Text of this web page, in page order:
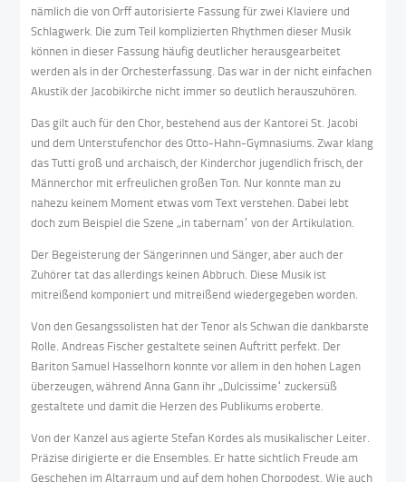
nämlich die von Orff autorisierte Fassung für zwei Klaviere und
Schlagwerk. Die zum Teil komplizierten Rhythmen dieser Musik
können in dieser Fassung häufig deutlicher herausgearbeitet
werden als in der Orchesterfassung. Das war in der nicht einfachen
Akustik der Jacobikirche nicht immer so deutlich herauszuhören.
Das gilt auch für den Chor, bestehend aus der Kantorei St. Jacobi
und dem Unterstufenchor des Otto-Hahn-Gymnasiums. Zwar klang
das Tutti groß und archaisch, der Kinderchor jugendlich frisch, der
Männerchor mit erfreulichen großen Ton. Nur konnte man zu
nahezu keinem Moment etwas vom Text verstehen. Dabei lebt
doch zum Beispiel die Szene „in tabernam“ von der Artikulation.
Der Begeisterung der Sängerinnen und Sänger, aber auch der
Zuhörer tat das allerdings keinen Abbruch. Diese Musik ist
mitreißend komponiert und mitreißend wiedergegeben worden.
Von den Gesangssolisten hat der Tenor als Schwan die dankbarste
Rolle. Andreas Fischer gestaltete seinen Auftritt perfekt. Der
Bariton Samuel Hasselhorn konnte vor allem in den hohen Lagen
überzeugen, während Anna Gann ihr „Dulcissime“ zuckersüß
gestaltete und damit die Herzen des Publikums eroberte.
Von der Kanzel aus agierte Stefan Kordes als musikalischer Leiter.
Präzise dirigierte er die Ensembles. Er hatte sichtlich Freude am
Geschehen im Altarraum und auf dem hohen Chorpodest. Wie auch